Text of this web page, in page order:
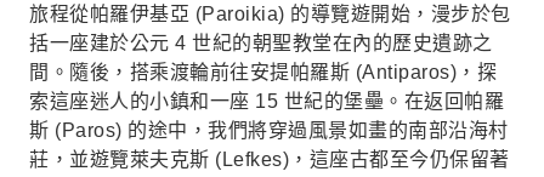
旅程從帕羅伊基亞 (Paroikia) 的導覽遊開始，漫步於包
括一座建於公元 4 世紀的朝聖教堂在內的歷史遺跡之
間。隨後，搭乘渡輪前往安提帕羅斯 (Antiparos)，探
索這座迷人的小鎮和一座 15 世紀的堡壘。在返回帕羅
斯 (Paros) 的途中，我們將穿過風景如畫的南部沿海村
莊，並遊覽萊夫克斯 (Lefkes)，這座古都至今仍保留著